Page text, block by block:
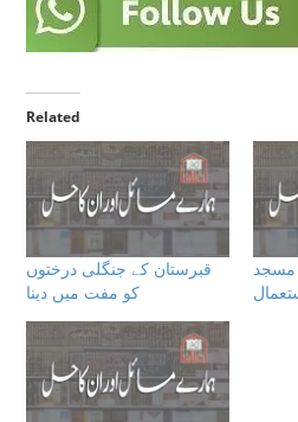
Related
قبرستان کے جنگلی درختوں
کو مفت میں دینا
مسجد